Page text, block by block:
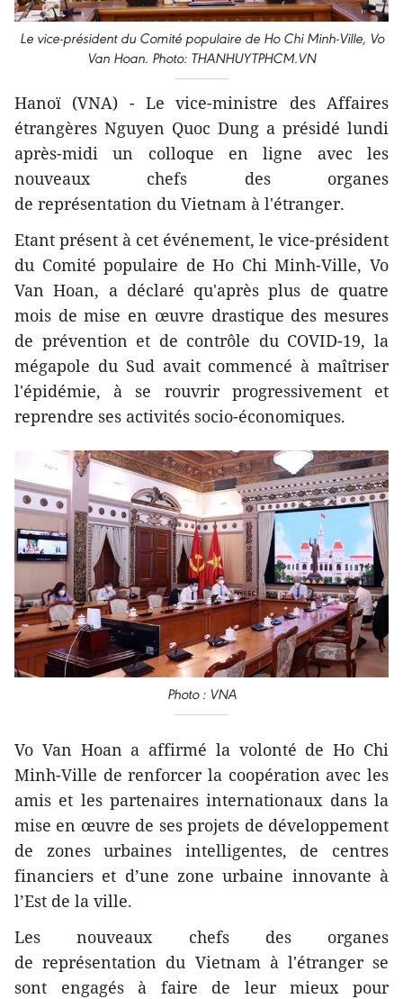
Le vice-président du Comité populaire de Ho Chi Minh-Ville, Vo
Van Hoan. Photo: THANHUYTPHCM.VN
Hanoï (VNA) - Le vice-ministre des Affaires
étrangères Nguyen Quoc Dung a présidé lundi
après-midi un colloque en ligne avec les
nouveaux chefs des organes
de représentation du Vietnam à l'étranger.
Etant présent à cet événement, le vice-président
du Comité populaire de Ho Chi Minh-Ville, Vo
Van Hoan, a déclaré qu'après plus de quatre
mois de mise en œuvre drastique des mesures
de prévention et de contrôle du COVID-19, la
mégapole du Sud avait commencé à maîtriser
l'épidémie, à se rouvrir progressivement et
reprendre ses activités socio-économiques.
Photo : VNA
Vo Van Hoan a affirmé la volonté de Ho Chi
Minh-Ville de renforcer la coopération avec les
amis et les partenaires internationaux dans la
mise en œuvre de ses projets de développement
de zones urbaines intelligentes, de centres
financiers et d’une zone urbaine innovante à
l’Est de la ville.
Les nouveaux chefs des organes
de représentation du Vietnam à l'étranger se
sont engagés à faire de leur mieux pour